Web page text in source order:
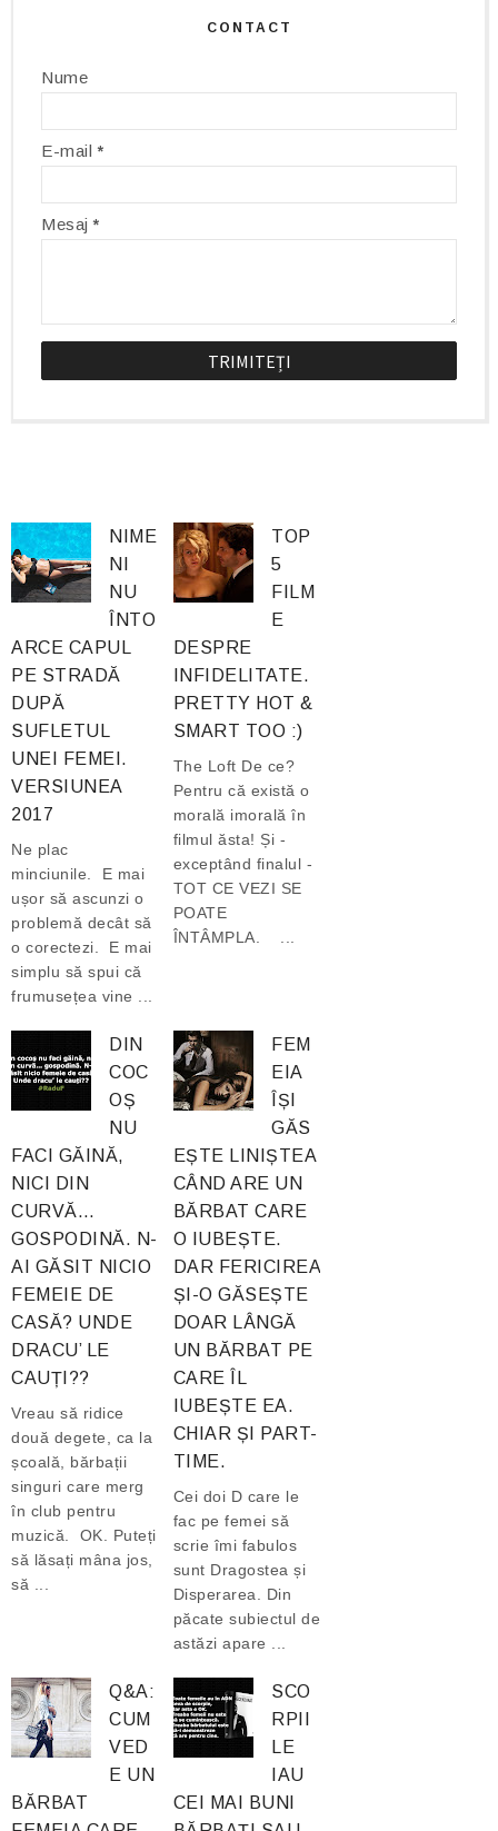
CONTACT
Nume
E-mail*
Mesaj*
NIME
NI
NU
ÎNTO
ARCE CAPUL
PE STRADĂ
DUPĂ
SUFLETUL
UNEI FEMEI.
VERSIUNEA
2017
Ne plac
minciunile. E mai
ușor să ascunzi o
problemă decât să
o corectezi. E mai
simplu să spui că
frumusețea vine ...
TOP
5
FILM
E
DESPRE
INFIDELITATE.
PRETTY HOT &
SMART TOO :)
The Loft De ce?
Pentru că există o
morală imorală în
filmul ăsta! Și -
exceptând finalul -
TOT CE VEZI SE
POATE
ÎNTÂMPLA. ...
DIN
COC
OȘ
NU
FACI GĂINĂ,
NICI DIN
CURVĂ…
GOSPODINĂ. N-
AI GĂSIT NICIO
FEMEIE DE
CASĂ? UNDE
DRACU’ LE
CAUȚI??
Vreau să ridice
două degete, ca la
școală, bărbații
singuri care merg
în club pentru
muzică. OK. Puteți
să lăsați mâna jos,
să ...
FEM
EIA
ÎȘI
GĂS
EȘTE LINIȘTEA
CÂND ARE UN
BĂRBAT CARE
O IUBEȘTE.
DAR FERICIREA
ȘI-O GĂSEȘTE
DOAR LÂNGĂ
UN BĂRBAT PE
CARE ÎL
IUBEȘTE EA.
CHIAR ȘI PART-
TIME.
Cei doi D care le
fac pe femei să
scrie îmi fabulos
sunt Dragostea și
Disperarea. Din
păcate subiectul de
astăzi apare ...
Q&A:
CUM
VED
E UN
BĂRBAT
SCO
RPII
LE
IAU
CEI MAI BUNI